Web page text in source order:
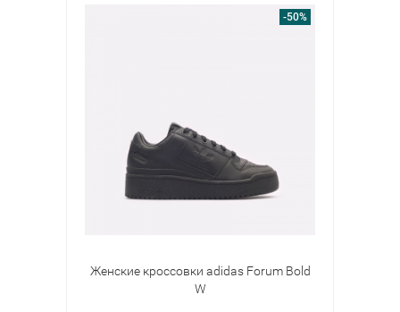
-50%
Женские кроссовки adidas Forum Bold
W